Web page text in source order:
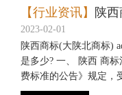
【行业资讯】 陕
2023-02-01
陕西商标(大陕北商标)
是多少? 一、 陕西 商
费标准的公告》规定，